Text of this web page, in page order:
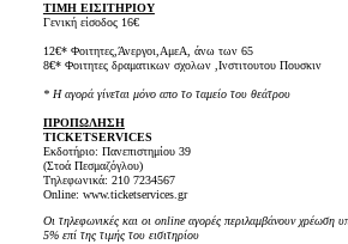
ΤΙΜΗ ΕΙΣΙΤΗΡΙΟΥ
Γενική είσοδος 16€
12€* Φοιτητες,Άνεργοι,ΑμεΑ, άνω των 65
8€* Φοιτητες δραματικων σχολων ,Ινστιτουτου Πουσκιν
* Η αγορά γίνεται μόνο απο το ταμείο του θεάτρου
ΠΡΟΠΩΛΗΣΗ
TICKETSERVICES
Εκδοτήριο: Πανεπιστημίου 39
(Στοά Πεσμαζόγλου)
Τηλεφωνικά: 210 7234567
Online: www.ticketservices.gr
Οι τηλεφωνικές και οι online αγορές περιλαμβάνουν χρέωση
5% επί της τιμής του εισιτηρίου